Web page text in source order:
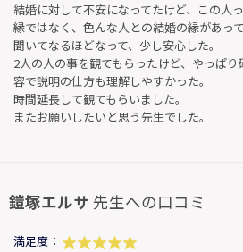
結婚に対して不安になってたけど、この人
縁ではなく、色んな人との結婚の縁があっ
聞いてなるほどなって、少し安心した。
2人の人の事を観てもらったけど、やっぱ
容で説明の仕方も理解しやすかった。
時間延長して観てもらいました。
またお願いしたいと思う先生でした。
鎧塚エルサ 先生への口コミ
満足度：